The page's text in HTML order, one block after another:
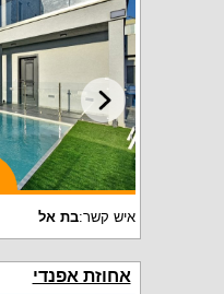
איש קשר:בת אל
אחוזת אפנדי